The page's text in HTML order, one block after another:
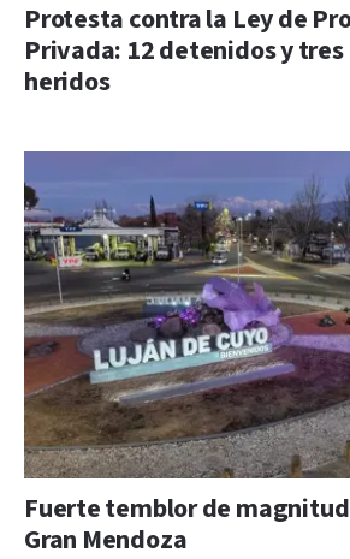
Protesta contra la Ley de
Privada: 12 detenidos y
heridos
Fuerte temblor de
Gran Mendoza